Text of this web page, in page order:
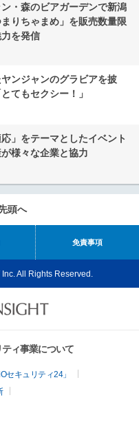
・森のビアガーデンで新潟
りちゃまめ」を販売数量限
を発信
ンジャンのグラビアを披
てもセクシー！」
」をテーマとしたイベント
様々な企業と協力
頭へ
免責事項
All Rights Reserved.
ィ事業について
セキュリティ24」